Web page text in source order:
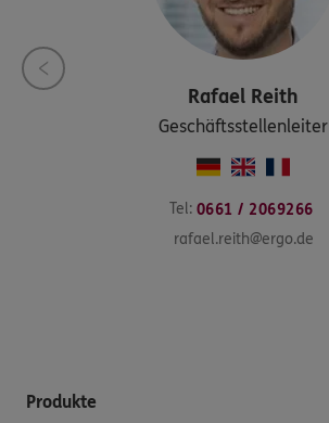
Rafael Reith
Geschäftsstellenleiter
Tel: 0661 / 2069266
rafael.reith@ergo.de
Produkte